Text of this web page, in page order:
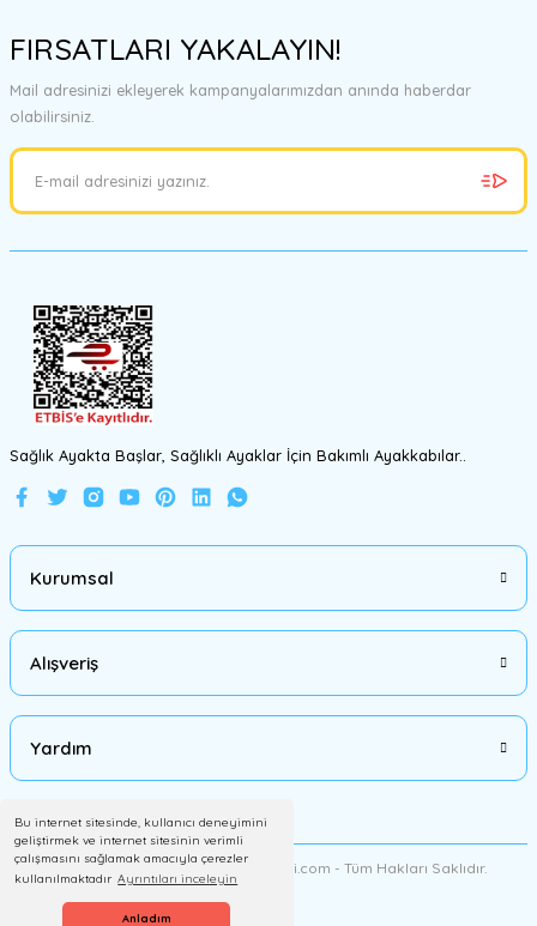
Bu internet sitesinde, kullanıcı deneyimini
geliştirmek ve internet sitesinin verimli
çalışmasını sağlamak amacıyla çerezler
kullanılmaktadır Ayrıntıları inceleyin
Anladım
FIRSATLARI YAKALAYIN!
Mail adresinizi ekleyerek kampanyalarımızdan anında haberdar
olabilirsiniz.
Sağlık Ayakta Başlar, Sağlıklı Ayaklar İçin Bakımlı Ayakkabılar..
Kurumsal
Alışveriş
Yardım
2012 Copyright AyakkabiMalzemesi.com - Tüm Hakları Saklıdır.